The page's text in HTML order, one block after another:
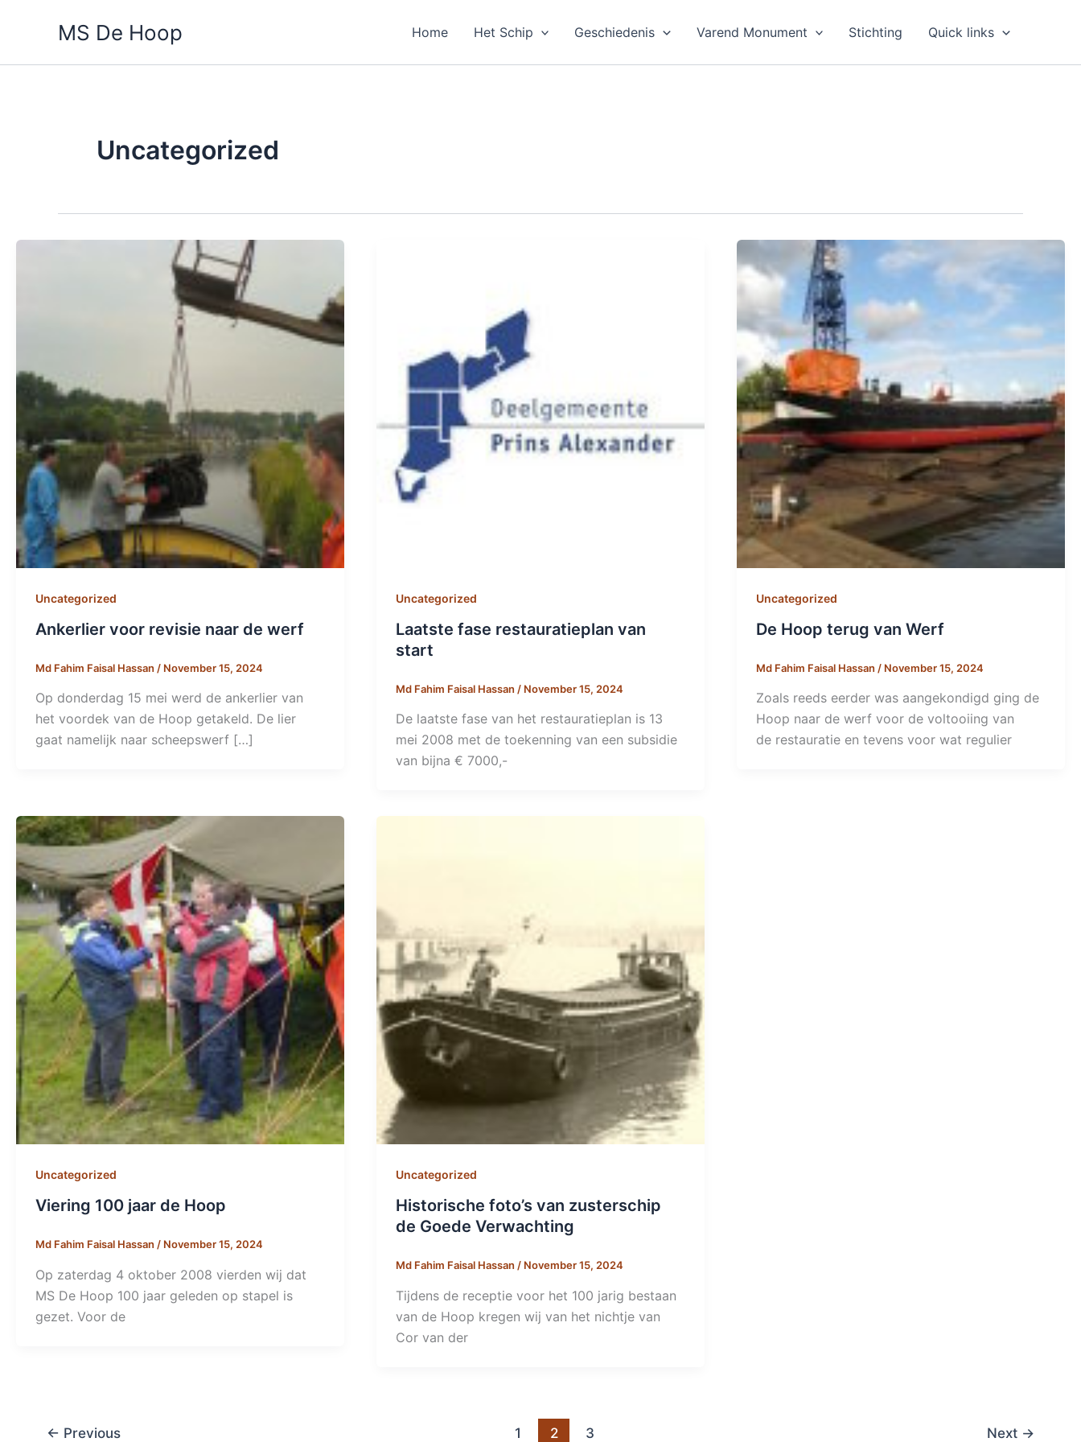
MS De Hoop Home Het Schip Geschiedenis Varend Monument Stichting Quick links
Uncategorized
Uncategorized
Ankerlier voor revisie naar de werf
Md Fahim Faisal Hassan / November 15, 2024
Op donderdag 15 mei werd de ankerlier van
het voordek van de Hoop getakeld. De lier
gaat namelijk naar scheepswerf […]
Uncategorized
Laatste fase restauratieplan van
start
Md Fahim Faisal Hassan / November 15, 2024
De laatste fase van het restauratieplan is 13
mei 2008 met de toekenning van een subsidie
van bijna € 7000,-
Uncategorized
De Hoop terug van Werf
Md Fahim Faisal Hassan / November 15, 2024
Zoals reeds eerder was aangekondigd ging de
Hoop naar de werf voor de voltooiing van
de restauratie en tevens voor wat regulier
Uncategorized
Viering 100 jaar de Hoop
Md Fahim Faisal Hassan / November 15, 2024
Op zaterdag 4 oktober 2008 vierden wij dat
MS De Hoop 100 jaar geleden op stapel is
gezet. Voor de
Uncategorized
Historische foto’s van zusterschip
de Goede Verwachting
Md Fahim Faisal Hassan / November 15, 2024
Tijdens de receptie voor het 100 jarig bestaan
van de Hoop kregen wij van het nichtje van
Cor van der
← Previous 1 2 3 Next →